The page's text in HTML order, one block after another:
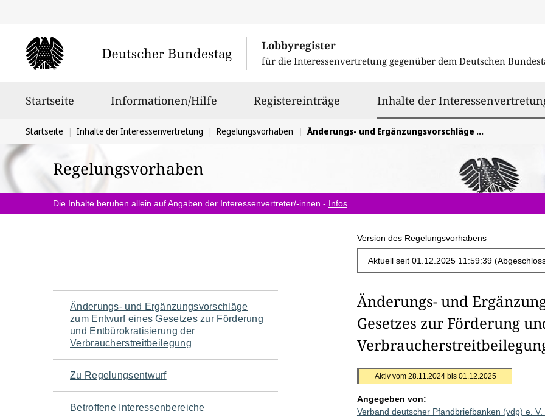
Lobbyregister
für die Interessenvertretung gegenüber dem Deutschen
Startseite Informationen/Hilfe Registereinträge Inhalte der
Sie
befinden
sich
hier:
Startseite Inhalte der Interessenvertretung Regelungsvorhaben Änderungs- und Ergänzungsvorschläge zum Entwurf eines Gesetzes zur Förderung und Entbürokratisierung der Verbraucherstreitbeilegung
Regelungsvorhaben
Die Inhalte beruhen allein auf Angaben der Interessenvertreter/-innen - Infos
Version des Regelungsvorhabens
Navigation
für
den
Seiteninhalt
Änderungs- und Ergänzungsvorschläge
zum Entwurf eines Gesetzes zur Förderung
und Entbürokratisierung der
Verbraucherstreitbeilegung
Zu Regelungsentwurf
Betroffene Interessenbereiche
Änderungs- und
Gesetzes zur Förderung
Aktiv vom 28.11.2024 bis 01.12.2025
Angegeben von:
Verband deutscher Pfandbriefbanken (vdp) e.